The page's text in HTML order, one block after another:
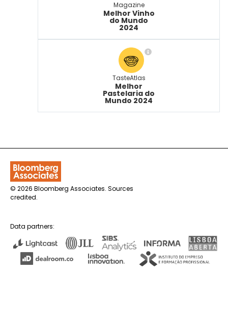
Magazine
Melhor Vinho
do Mundo
2024
TasteAtlas
Melhor
Pastelaria do
Mundo 2024
© 2026 Bloomberg Associates. Sources
credited.
Data partners: